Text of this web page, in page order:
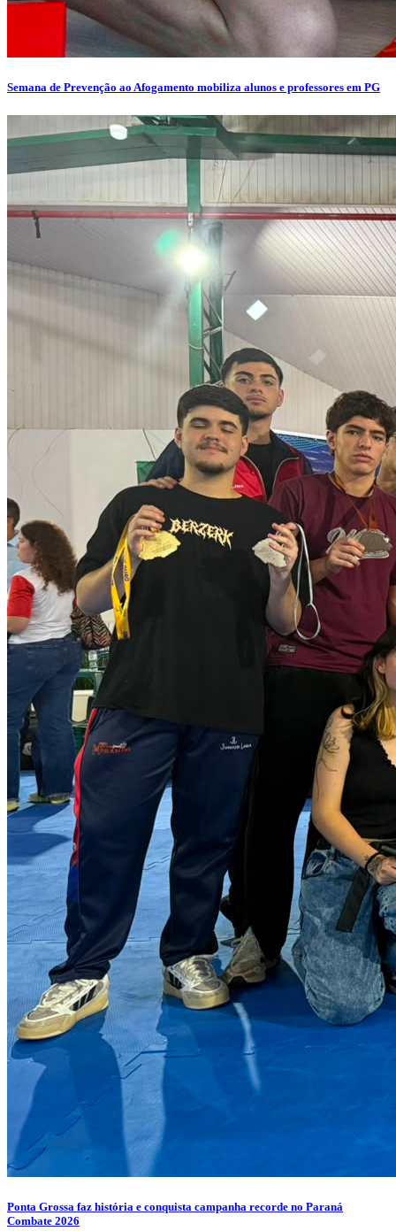
Semana de Prevenção ao Afogamento mobiliza alunos e professores em PG
Ponta Grossa faz história e conquista campanha recorde no Paraná
Combate 2026